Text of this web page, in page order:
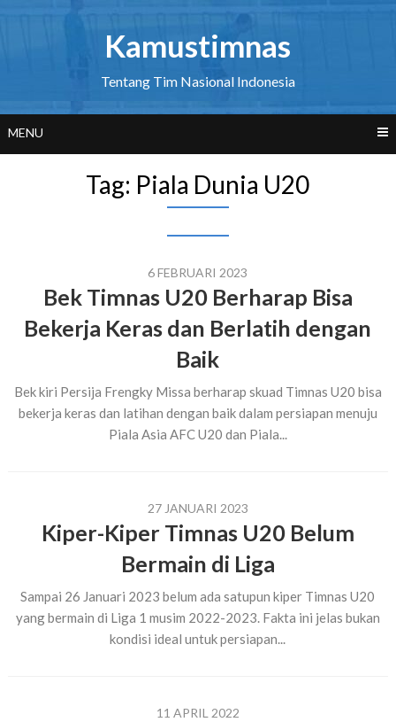
Kamustimnas
Tentang Tim Nasional Indonesia
MENU
Tag: Piala Dunia U20
6 FEBRUARI 2023
Bek Timnas U20 Berharap Bisa
Bekerja Keras dan Berlatih dengan
Baik
Bek kiri Persija Frengky Missa berharap skuad Timnas U20 bisa
bekerja keras dan latihan dengan baik dalam persiapan menuju
Piala Asia AFC U20 dan Piala...
27 JANUARI 2023
Kiper-Kiper Timnas U20 Belum
Bermain di Liga
Sampai 26 Januari 2023 belum ada satupun kiper Timnas U20
yang bermain di Liga 1 musim 2022-2023. Fakta ini jelas bukan
kondisi ideal untuk persiapan...
11 APRIL 2022